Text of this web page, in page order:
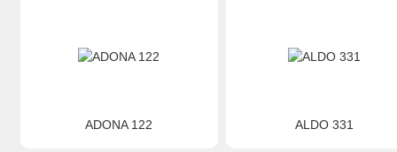
ADONA 122 ALDO 331